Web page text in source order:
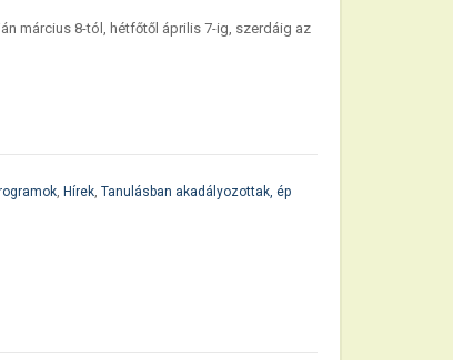
március 8-tól, hétfőtől április 7-ig, szerdáig az
, Hírek, Tanulásban akadályozottak, ép